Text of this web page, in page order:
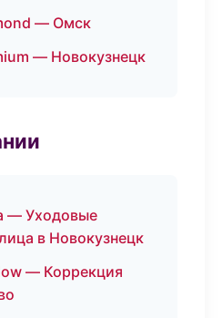
— Омск
— Новокузнецк
— Уходовые
в Новокузнецк
— Коррекция